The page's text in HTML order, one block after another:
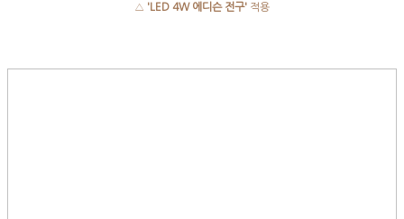
△ 'LED 4W 에디슨 전구' 적용